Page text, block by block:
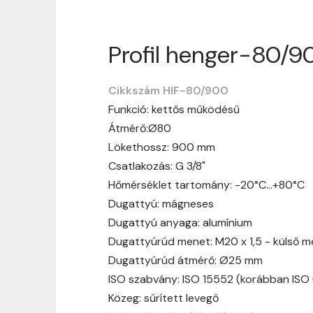
Profil henger-80/
Cikkszám HIF-80/900
Funkció: kettős működésű
Átmérő:Ø80
Lökethossz: 900 mm
Csatlakozás: G 3/8"
Hőmérséklet tartomány: -20°C…+80°C
Dugattyú: mágneses
Dugattyú anyaga: alumínium
Dugattyúrúd menet: M20 x 1,5 - külső
Dugattyúrúd átmérő: Ø25 mm
ISO szabvány: ISO 15552 (korábban ISO
Közeg: sűrített levegő
Szállítási
Nagyon köszönjük, hogy
vásárlásotok gördülékenyen és
hosszabb ideig tart, előre
Szállítási díj:
A szállítási díj függ
megtekinthetitek, mielőtt a